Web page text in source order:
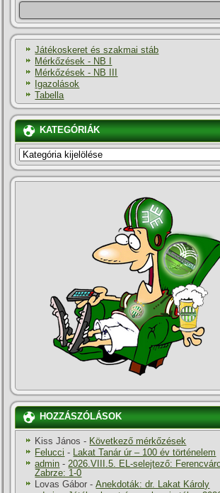
Játékoskeret és szakmai stáb
Mérkőzések - NB I
Mérkőzések - NB III
Igazolások
Tabella
KATEGÓRIÁK
KATEGÓRIÁK
HOZZÁSZÓLÁSOK
Kiss János - Következő mérkőzések
Felucci - Lakat Tanár úr – 100 év történelem
admin -2026.VIII.5. EL-selejtező:
Zabrze: 1-0
Lovas Gábor -Anekdoták: dr. Lakat Károly